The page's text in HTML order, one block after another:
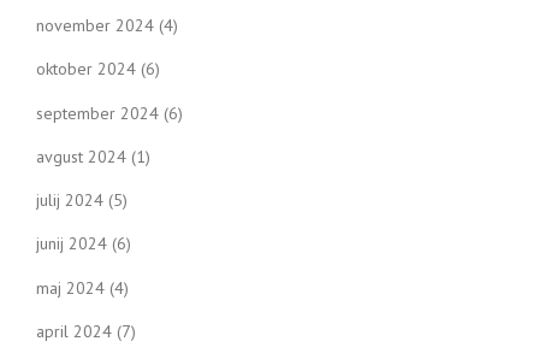
november 2024 (4)
oktober 2024 (6)
september 2024 (6)
avgust 2024 (1)
julij 2024 (5)
junij 2024 (6)
maj 2024 (4)
april 2024 (7)